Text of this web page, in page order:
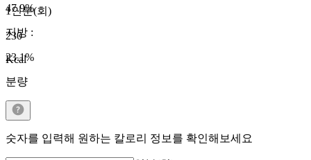
1인분(회)
230
Kcal
47.9%
지방 :
23.1%
분량
숫자를 입력해 원하는 칼로리 정보를 확인해보세요